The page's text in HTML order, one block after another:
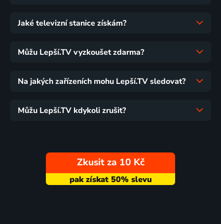
Jaké televizní stanice získám?
Můžu Lepší.TV vyzkoušet zdarma?
Na jakých zařízeních mohu Lepší.TV sledovat?
Můžu Lepší.TV kdykoli zrušit?
Zkusit za 10 Kč